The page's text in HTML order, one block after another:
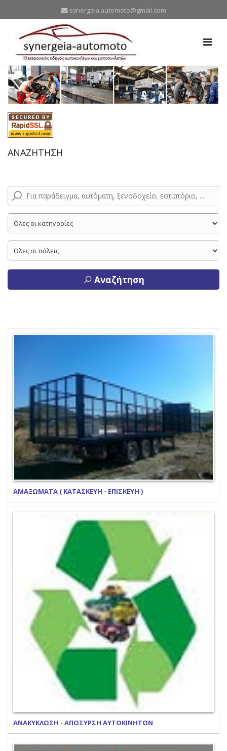
synergeia.automoto@gmail.com
ΑΝΑΖΗΤΗΣΗ
Αναζήτηση
ΑΜΑΞΩΜΑΤΑ ( ΚΑΤΑΣΚΕΥΗ - ΕΠΙΣΚΕΥΗ )
ΑΝΑΚΥΚΛΩΣΗ - ΑΠΟΣΥΡΣΗ ΑΥΤΟΚΙΝΗΤΩΝ